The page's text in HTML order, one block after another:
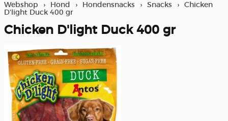
Winkel
Webshop › Hond › Hondensnacks › Snacks ›
Chicken
D'light Duck 400 gr
Chicken D'light Duck 400 gr